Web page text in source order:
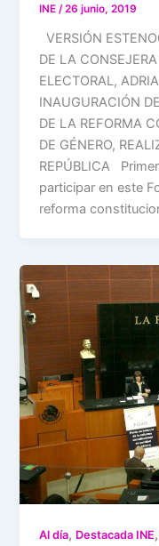
INE /26 junio, 2019
VERSIÓN
DE LA
ELECTORAL,
INAUGURACIÓN
DE LA REFORMA
DE GÉNERO,
REPÚBLICA
participar en este
reforma
Al día, Destacada INE,